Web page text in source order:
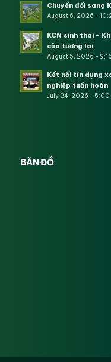
Chuyển đổi sang
August 6, 2026 -
KCN sinh thái –
của tương lai
August 5, 2026 -
Kết nối tín dụng
nghiệp tuần hoàn
July 24, 2026 - 5:00
BẢN ĐỒ